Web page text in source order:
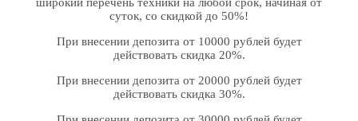
широкий перечень техники на любой срок, начиная от
суток, со скидкой до 50%!
При внесении депозита от 10000 рублей будет
действовать скидка 20%.
При внесении депозита от 20000 рублей будет
действовать скидка 30%.